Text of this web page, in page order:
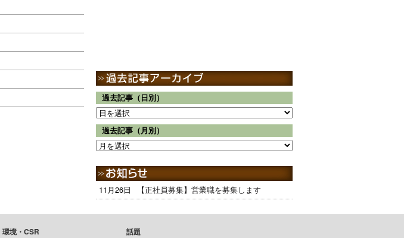
過去記事（日別）
過去記事（月別）
11月26日 【正社員募集】営業職を募集します
環境・CSR 話題